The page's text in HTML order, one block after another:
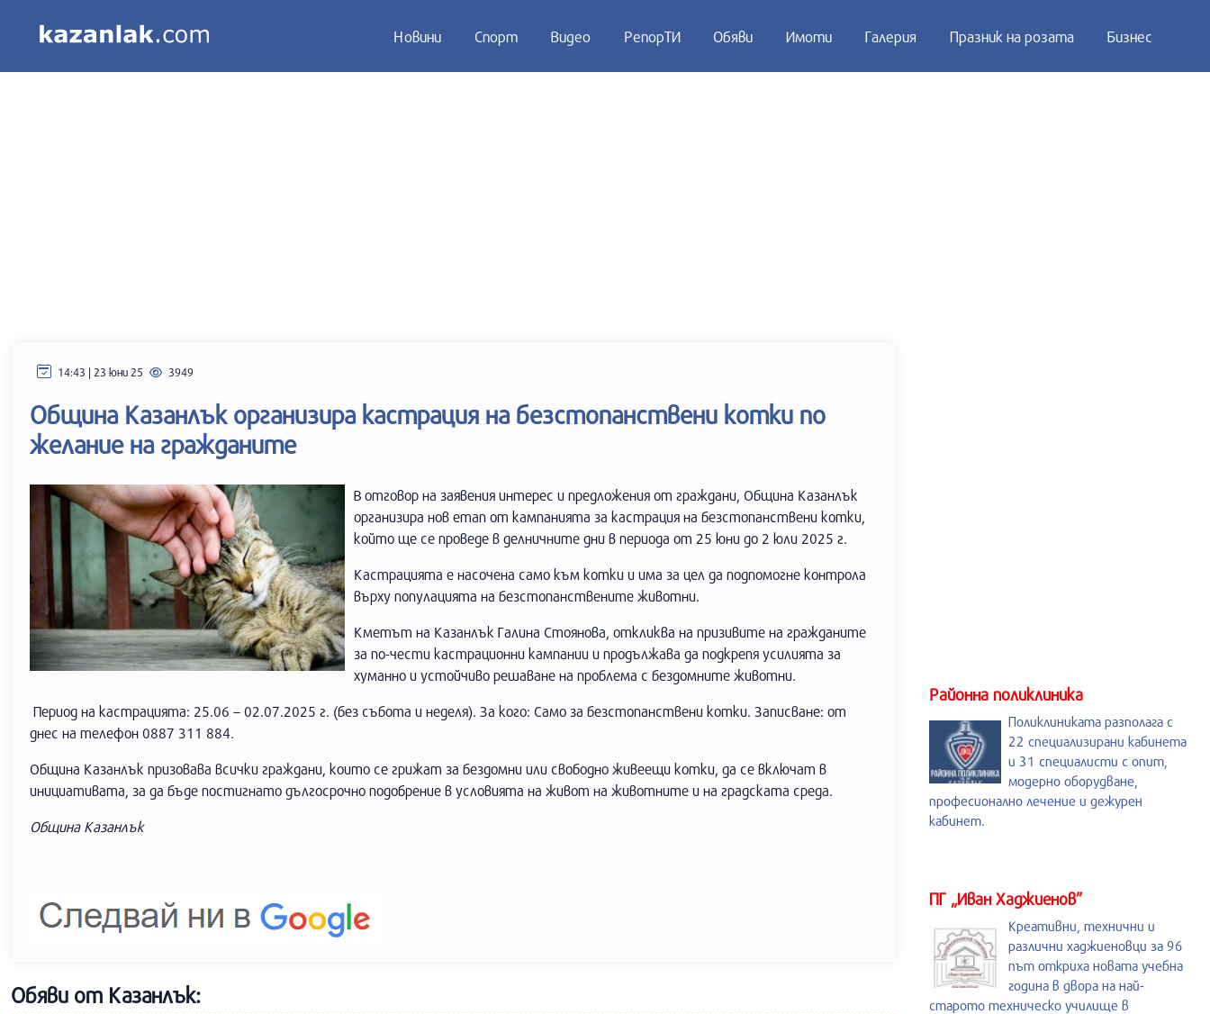
Новини Спорт Видео РепорТИ Обяви Имоти Галерия Празник на розата Бизнес
14:43 | 23 юни 25 3949
Община Казанлък организира кастрация на безстопанствени котки по
желание на гражданите
В отговор на заявения интерес и предложения от граждани, Община Казанлък
организира нов етап от кампанията за кастрация на безстопанствени котки,
който ще се проведе в делничните дни в периода от 25 юни до 2 юли 2025 г.
Кастрацията е насочена само към котки и има за цел да подпомогне контрола
върху популацията на безстопанствените животни.
Кметът на Казанлък Галина Стоянова, откликва на призивите на гражданите
за по-чести кастрационни кампании и продължава да подкрепя усилията за
хуманно и устойчиво решаване на проблема с бездомните животни.
Период на кастрацията: 25.06 – 02.07.2025 г. (без събота и неделя). За кого: Само за безстопанствени котки. Записване: от
днес на телефон 0887 311 884.
Община Казанлък призовава всички граждани, които се грижат за бездомни или свободно живеещи котки, да се включат в
инициативата, за да бъде постигнато дългосрочно подобрение в условията на живот на животните и на градската среда.
Община Казанлък
Обяви от Казанлък:
Районна поликлиника
Поликлиниката разполага с
22 специализирани кабинета
и 31 специалисти с опит,
модерно оборудване,
професионално лечение и дежурен
кабинет.
ПГ „Иван Хаджиенов”
Креативни, технични и
различни хаджиеновци за 96
път откриха новата учебна
година в двора на най-
старото техническо училище в